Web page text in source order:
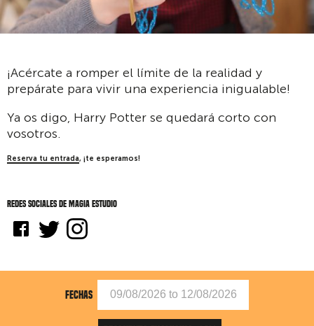
¡Acércate a romper el límite de la realidad y
prepárate para vivir una experiencia inigualable!
Ya os digo, Harry Potter se quedará corto con
vosotros.
Reserva tu entrada, ¡te esperamos!
Redes sociales de Magia Estudio
FECHAS